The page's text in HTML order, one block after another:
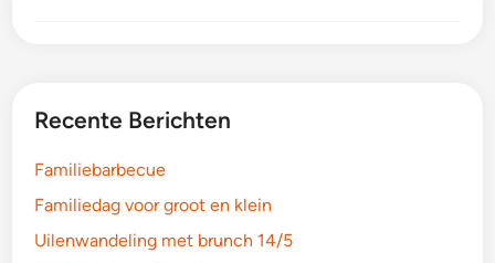
Recente Berichten
Familiebarbecue
Familiedag voor groot en klein
Uilenwandeling met brunch 14/5